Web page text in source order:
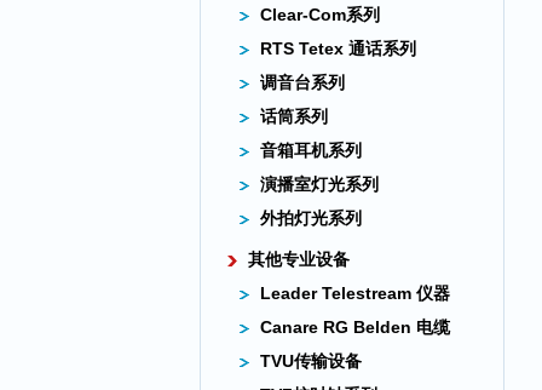
Clear-Com系列
RTS Tetex 通话系列
调音台系列
话筒系列
音箱耳机系列
演播室灯光系列
外拍灯光系列
其他专业设备
Leader Telestream 仪器
Canare RG Belden 电缆
TVU传输设备